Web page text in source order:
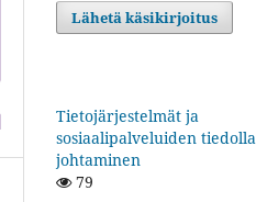
Lähetä käsikirjoitus
Tietojärjestelmät ja
sosiaalipalveluiden tiedolla
johtaminen
79